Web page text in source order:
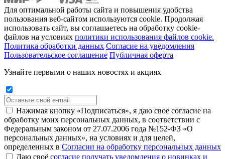
Для оптимальной работы сайта и повышения удобства
пользования веб-сайтом используются cookie. Продолжая
использовать сайт, вы соглашаетесь на обработку cookie-
файлов на условиях политики использования файлов cookie.
Политика обработки данных Согласие на уведомления
Пользовательское соглашение Публичная оферта
Узнайте первыми о наших новостях и акциях
Нажимая кнопку «Подписаться», я даю свое согласие на
обработку моих персональных данных, в соответствии с
Федеральным законом от 27.07.2006 года №152-ФЗ «О
персональных данных», на условиях и для целей,
определенных в Согласии на обработку персональных данных
Даю своё согласие получать уведомления о новинках и